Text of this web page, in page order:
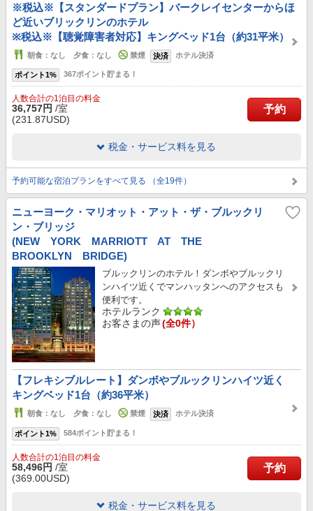
※税込※【スタンダードプラン】バークレイセンターからほ
ど近いブリックリンのホテル
※税込※【聴覚障害者対応】キングベッド1台（約31平米）
朝食：なし 夕食：なし 禁煙 決済 ホテル決済
ポイント1% 367ポイント貯まる！
人数合計の1泊目の料金
36,757円 /室
(231.87USD)
予約
税金・サービス料を見る
予約可能な宿泊プランをすべて見る （全19件）
ニューヨーク・マリオット・アット・ザ・ブルックリ
ン・ブリッジ
(NEW YORK MARRIOTT AT THE
BROOKLYN BRIDGE)
ブルックリンのホテル！ダンボやブルックリ
ンハイツ近くでマンハッタンへのアクセスも
便利です。
ホテルランク
お客さまの声(全0件）
【フレキシブルレート】ダンボやブルックリンハイツ近く
キングベッド1台（約36平米）
朝食：なし 夕食：なし 禁煙 決済 ホテル決済
ポイント1% 584ポイント貯まる！
人数合計の1泊目の料金
58,496円 /室
(369.00USD)
予約
税金・サービス料を見る